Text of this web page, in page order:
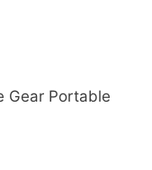
Gear Portable